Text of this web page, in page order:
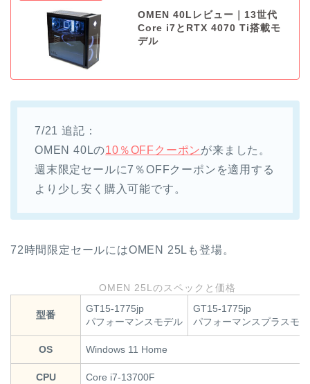
OMEN 40Lレビュー｜13世代
Core i7とRTX 4070 Ti搭載モ
デル
7/21 追記：
OMEN 40Lの10％OFFクーポンが来ました。
週末限定セールに7％OFFクーポンを適用する
より少し安く購入可能です。
72時間限定セールにはOMEN 25Lも登場。
OMEN 25Lのスペックと価格
型番
GT15-1775jp
パフォーマンスモデル
GT15-1775jp
パフォーマンスプラスモ
OS Windows 11 Home
CPU Core i7-13700F